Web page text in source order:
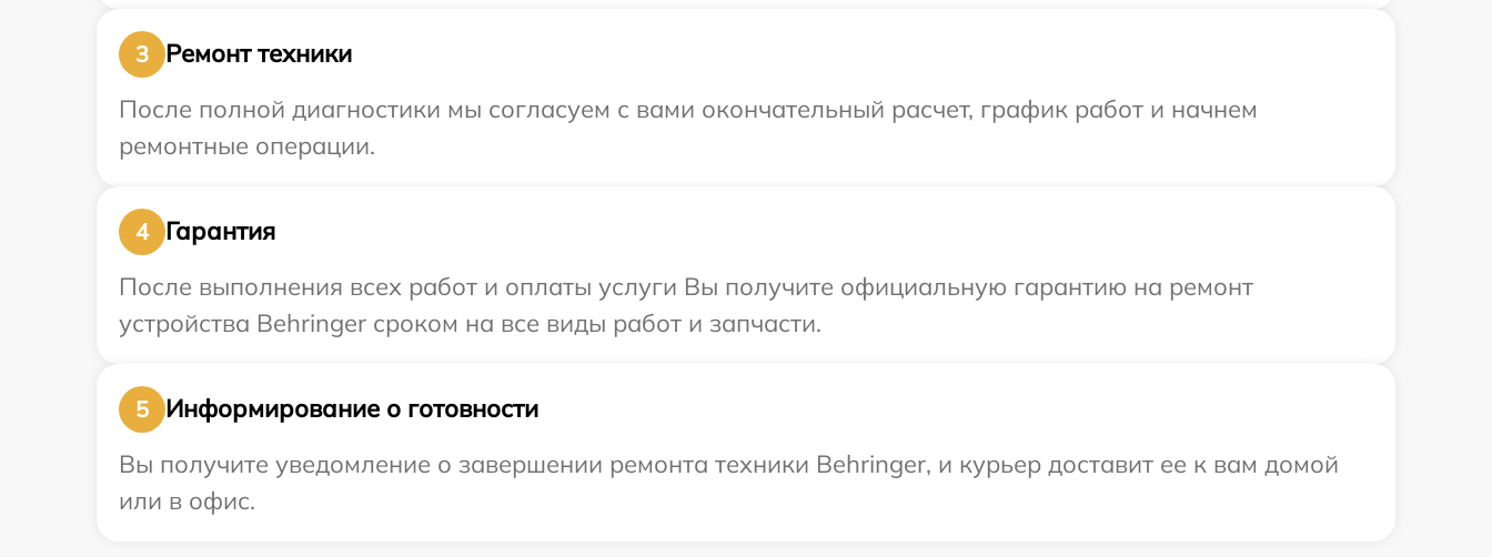
3
Ремонт техники
После полной диагностики мы согласуем с вами окончательный расчет, график работ и начнем
ремонтные операции.
4
Гарантия
После выполнения всех работ и оплаты услуги Вы получите официальную гарантию на ремонт
устройства Behringer сроком на все виды работ и запчасти.
5
Информирование о готовности
Вы получите уведомление о завершении ремонта техники Behringer, и курьер доставит ее к вам домой
или в офис.